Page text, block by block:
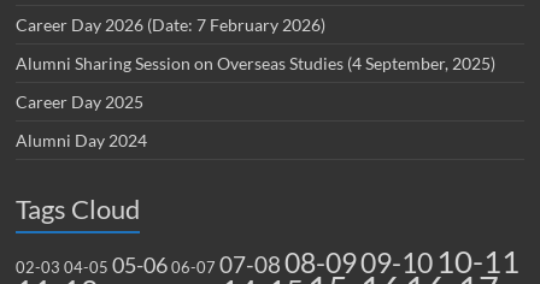
Career Day 2026 (Date: 7 February 2026)
Alumni Sharing Session on Overseas Studies (4 September, 2025)
Career Day 2025
Alumni Day 2024
Tags Cloud
02-03 04-05 05-06 06-07 07-0808-0909-10 10-11